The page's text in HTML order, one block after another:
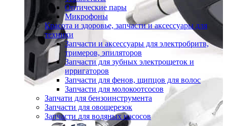
Оптические пары
Микрофоны
Красота и здоровье, запчасти и аксессуары для
техники
Запчасти и аксессуары для электробритв,
тримеров, эпиляторов
Запчасти для зубных электрощеток и
ирригаторов
Запчасти для фенов, щипцов для волос
Запчасти для молокоотсосов
Запчати для бензоинструмента
Запчасти для овощерезок
Запчасти для водяных насосов